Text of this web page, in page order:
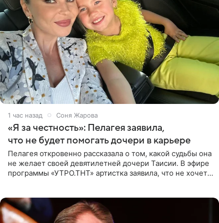
1 час назад Соня Жарова
«Я за честность»: Пелагея заявила,
что не будет помогать дочери в карьере
Пелагея откровенно рассказала о том, какой судьбы она
не желает своей девятилетней дочери Таисии. В эфире
программы «УТРО.ТНТ» артистка заявила, что не хочет